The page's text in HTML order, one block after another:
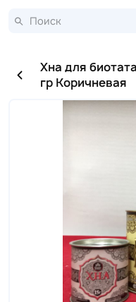
Хна для
гр Коричневая